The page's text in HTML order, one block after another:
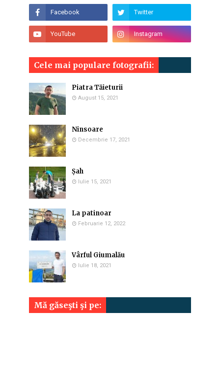
Cele mai populare fotografii:
Piatra Tăieturii
August 15, 2021
Ninsoare
Decembrie 17, 2021
Șah
Iulie 15, 2021
La patinoar
Februarie 12, 2022
Vârful Giumalău
Iulie 18, 2021
Mă găseşti şi pe: